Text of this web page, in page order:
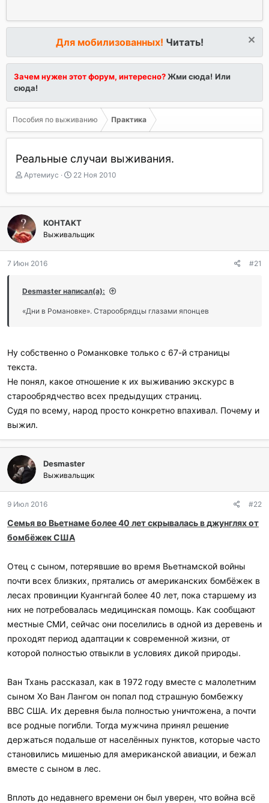
Для мобилизованных! Читать!
Зачем нужен этот форум, интересно?Жми сюда! Или
сюда!
Пособия по выживанию Практика
Реальные случаи выживания.
А
т
о
р
т
е
м
ы
Артемиус
Д
т
а
н
а
ч
а
22 Ноя 2010
KOHTAKT
Выживальщик
7 Июн 2016 #21
Desmaster написал(а):
«Дни в Романовке». Старообрядцы глазами японцев
Ну собственно о Романковке только с 67-й страницы
текста.
Не понял, какое отношение к их выживанию экскурс в
старообрядчество всех предыдущих страниц.
Судя по всему, народ просто конкретно впахивал. Почему и
выжил.
Desmaster
Выживальщик
9 Июл 2016 #22
Семья во Вьетнаме более 40 лет скрывалась в джунглях от
бомбёжек США
Отец с сыном, потерявшие во время Вьетнамской войны
почти всех близких, прятались от американских бомбёжек в
лесах провинции Куангнгай более 40 лет, пока старшему из
них не потребовалась медицинская помощь. Как сообщают
местные СМИ, сейчас они поселились в одной из деревень и
проходят период адаптации к современной жизни, от
которой полностью отвыкли в условиях дикой природы.
Ван Тхань рассказал, как в 1972 году вместе с малолетним
сыном Хо Ван Лангом он попал под страшную бомбежку
ВВС США. Их деревня была полностью уничтожена, а почти
все родные погибли. Тогда мужчина принял решение
держаться подальше от населённых пунктов, которые часто
становились мишенью для американской авиации, и бежал
вместе с сыном в лес.
Вплоть до недавнего времени он был уверен, что война всё